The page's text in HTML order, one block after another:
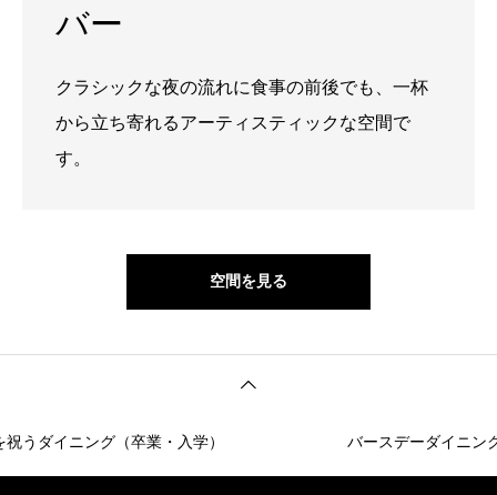
バー
クラシックな夜の流れに食事の前後でも、一杯
から立ち寄れるアーティスティックな空間で
す。
空間を見る
イニング（卒業・入学） バースデーダイニング